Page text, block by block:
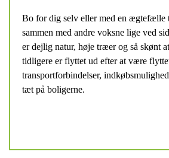
Bo for dig selv eller med en ægtefælle
sammen med andre voksne lige ved
er dejlig natur, høje træer og så skønt
tidligere er flyttet ud efter at være
transportforbindelser,
tæt på boligerne.